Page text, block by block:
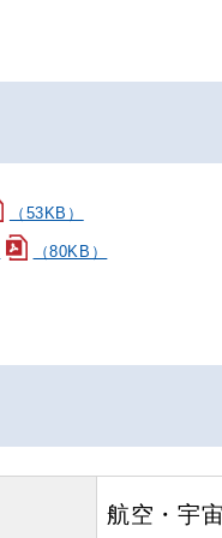
（53KB）
（80KB）
航空・宇